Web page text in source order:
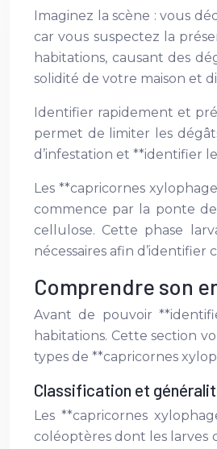
Imaginez la scène : vous
car vous suspectez la
habitations, causant des
solidité de votre maison et
Identifier rapidement et
permet de limiter les
d’infestation et **identifier
Les **capricornes
commence par la ponte
cellulose. Cette phase
nécessaires afin d’identifier
Comprendre son
Avant de pouvoir
habitations. Cette section
types de **capricornes
Classification et
Les **capricornes
coléoptères dont les larves